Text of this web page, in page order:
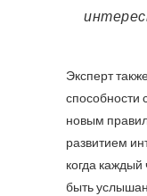
Эксперт
способности
новым
развитием
когда каждый
быть